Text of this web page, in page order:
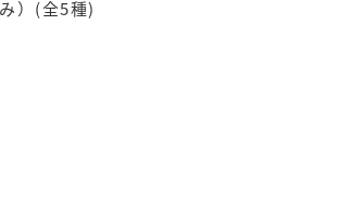
）(全5種)